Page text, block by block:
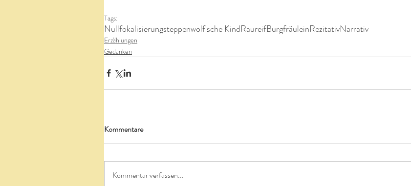
Tags:
Nullfokalisierungsteppenwolf'sche KindRaureifBurgfräuleinRezitativNarrativ
Erzählungen
Gedanken
Kommentare
Kommentar verfassen...